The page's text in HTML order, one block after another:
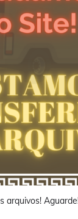
arquivos!